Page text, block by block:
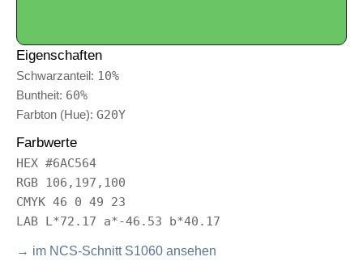
Eigenschaften
Schwarzanteil: 10%
Buntheit: 60%
Farbton (Hue): G20Y
Farbwerte
HEX #6AC564
RGB 106,197,100
CMYK 46 0 49 23
LAB L*72.17 a*-46.53 b*40.17
→ im NCS-Schnitt S1060 ansehen